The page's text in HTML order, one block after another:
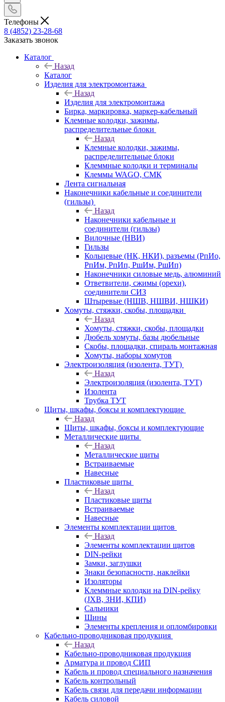
Телефоны
8 (4852) 23-28-68
Заказать звонок
Каталог
Назад
Каталог
Изделия для электромонтажа
Назад
Изделия для электромонтажа
Бирка, маркировка, маркер-кабельный
Клемные колодки, зажимы,
распределительные блоки
Назад
Клемные колодки, зажимы,
распределительные блоки
Клеммные колодки и терминалы
Клеммы WAGO, СМК
Лента сигнальная
Наконечники кабельные и соединители
(гильзы)
Назад
Наконечники кабельные и
соединители (гильзы)
Вилочные (НВИ)
Гильзы
Кольцевые (НК, НКИ), разъемы (РпИо,
РпИм, РпИп, РшИм, РшИп)
Наконечники силовые медь, алюминий
Ответвители, сжимы (орехи),
соединители СИЗ
Штыревые (НШВ, НШВИ, НШКИ)
Хомуты, стяжки, скобы, площадки
Назад
Хомуты, стяжки, скобы, площадки
Дюбель хомуты, базы дюбельные
Скобы, площадки, спираль монтажная
Хомуты, наборы хомутов
Электроизоляция (изолента, ТУТ)
Назад
Электроизоляция (изолента, ТУТ)
Изолента
Трубка ТУТ
Щиты, шкафы, боксы и комплектующие
Назад
Щиты, шкафы, боксы и комплектующие
Металлические щиты
Назад
Металлические щиты
Встраиваемые
Навесные
Пластиковые щиты
Назад
Пластиковые щиты
Встраиваемые
Навесные
Элементы комплектации щитов
Назад
Элементы комплектации щитов
DIN-рейки
Замки, заглушки
Знаки безопасности, наклейки
Изоляторы
Клеммные колодки на DIN-рейку
(JXB, ЗНИ, КПИ)
Сальники
Шины
Элементы крепления и опломбировки
Кабельно-проводниковая продукция
Назад
Кабельно-проводниковая продукция
Арматура и провод СИП
Кабель и провод специального назначения
Кабель контрольный
Кабель связи для передачи информации
Кабель силовой